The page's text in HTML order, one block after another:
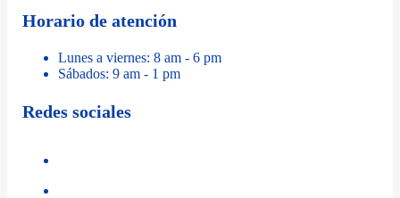
Horario de atención
Lunes a viernes: 8 am - 6 pm
Sábados: 9 am - 1 pm
Redes sociales